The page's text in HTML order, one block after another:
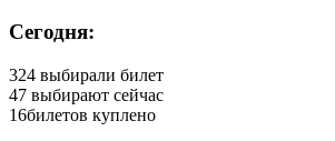
Сегодня:
324 выбирали билет
47 выбирают сейчас
16билетов куплено